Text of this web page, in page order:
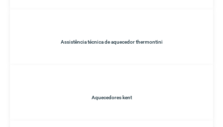
Assistência técnica de aquecedor thermontini
Aquecedores kent